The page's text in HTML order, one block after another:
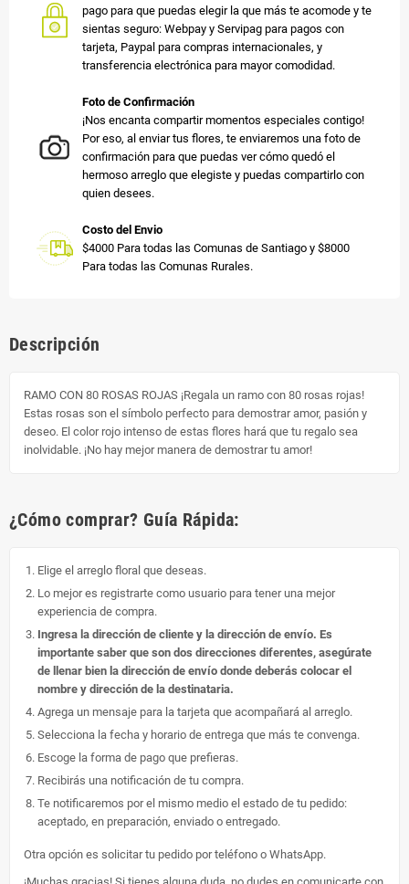
pago para que puedas elegir la que más te acomode y te
sientas seguro: Webpay y Servipag para pagos con
tarjeta, Paypal para compras internacionales, y
transferencia electrónica para mayor comodidad.
Foto de Confirmación
¡Nos encanta compartir momentos especiales contigo!
Por eso, al enviar tus flores, te enviaremos una foto de
confirmación para que puedas ver cómo quedó el
hermoso arreglo que elegiste y puedas compartirlo con
quien desees.
Costo del Envio
$4000 Para todas las Comunas de Santiago y $8000
Para todas las Comunas Rurales.
Descripción
RAMO CON 80 ROSAS ROJAS ¡Regala un ramo con 80 rosas rojas!
Estas rosas son el símbolo perfecto para demostrar amor, pasión y
deseo. El color rojo intenso de estas flores hará que tu regalo sea
inolvidable. ¡No hay mejor manera de demostrar tu amor!
¿Cómo comprar? Guía Rápida:
Elige el arreglo floral que deseas.
Lo mejor es registrarte como usuario para tener una mejor
experiencia de compra.
Ingresa la dirección de cliente y la dirección de envío. Es
importante saber que son dos direcciones diferentes, asegúrate
de llenar bien la dirección de envío donde deberás colocar el
nombre y dirección de la destinataria.
Agrega un mensaje para la tarjeta que acompañará al arreglo.
Selecciona la fecha y horario de entrega que más te convenga.
Escoge la forma de pago que prefieras.
Recibirás una notificación de tu compra.
Te notificaremos por el mismo medio el estado de tu pedido:
aceptado, en preparación, enviado o entregado.
Otra opción es solicitar tu pedido por teléfono o WhatsApp.